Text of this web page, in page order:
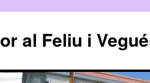
al Feliu i